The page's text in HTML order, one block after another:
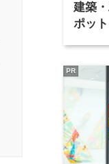
建築
ポット
PR